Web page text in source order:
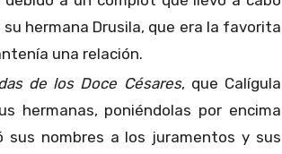
hermana Drusila, que era la favorita
una relación.
de los Doce Césares, que Calígula
hermanas, poniéndolas por encima
sus nombres a los juramentos y sus